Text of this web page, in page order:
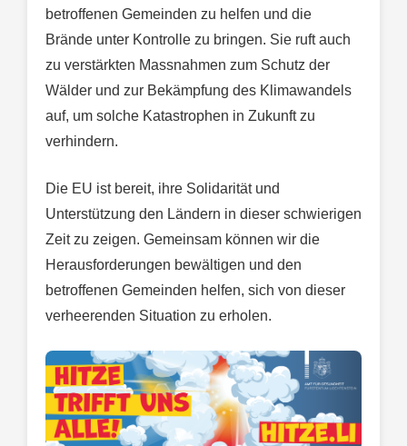
betroffenen Gemeinden zu helfen und die
Brände unter Kontrolle zu bringen. Sie ruft auch
zu verstärkten Massnahmen zum Schutz der
Wälder und zur Bekämpfung des Klimawandels
auf, um solche Katastrophen in Zukunft zu
verhindern.
Die EU ist bereit, ihre Solidarität und
Unterstützung den Ländern in dieser schwierigen
Zeit zu zeigen. Gemeinsam können wir die
Herausforderungen bewältigen und den
betroffenen Gemeinden helfen, sich von dieser
verheerenden Situation zu erholen.